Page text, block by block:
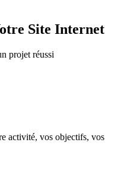
Site Internet
projet réussi
activité, vos objectifs, vos